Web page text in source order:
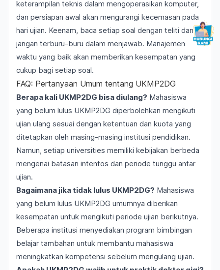
keterampilan teknis dalam mengoperasikan komputer,
dan persiapan awal akan mengurangi kecemasan pada
hari ujian. Keenam, baca setiap soal dengan teliti dan
jangan terburu-buru dalam menjawab. Manajemen
waktu yang baik akan memberikan kesempatan yang
cukup bagi setiap soal.
FAQ: Pertanyaan Umum tentang UKMP2DG
Berapa kali UKMP2DG bisa diulang? Mahasiswa
yang belum lulus UKMP2DG diperbolehkan mengikuti
ujian ulang sesuai dengan ketentuan dan kuota yang
ditetapkan oleh masing-masing institusi pendidikan.
Namun, setiap universities memiliki kebijakan berbeda
mengenai batasan intentos dan periode tunggu antar
ujian.
Bagaimana jika tidak lulus UKMP2DG? Mahasiswa
yang belum lulus UKMP2DG umumnya diberikan
kesempatan untuk mengikuti periode ujian berikutnya.
Beberapa institusi menyediakan program bimbingan
belajar tambahan untuk membantu mahasiswa
meningkatkan kompetensi sebelum mengulang ujian.